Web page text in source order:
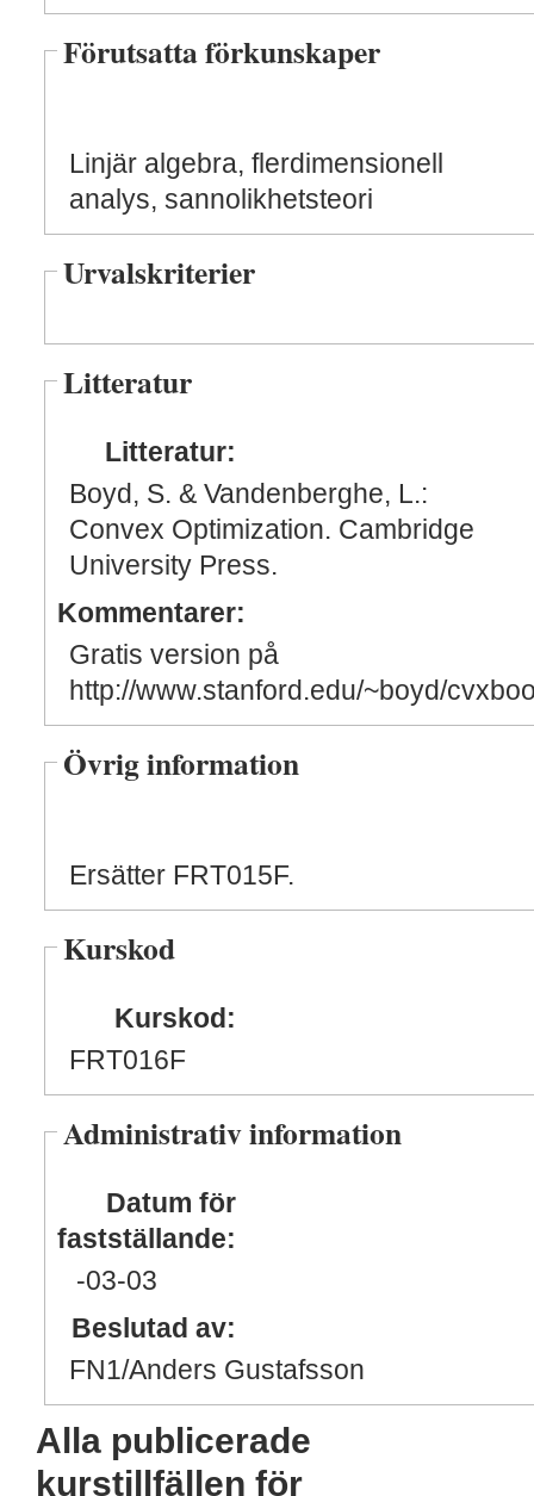
Förutsatta förkunskaper
Linjär algebra, flerdimensionell
analys, sannolikhetsteori
Urvalskriterier
Litteratur
Litteratur:
Boyd, S. & Vandenberghe, L.:
Convex Optimization. Cambridge
University Press.
Kommentarer:
Gratis version på
http://www.stanford.edu/~boyd/
Övrig information
Ersätter FRT015F.
Kurskod
Kurskod:
FRT016F
Administrativ information
Datum för
fastställande:
-03-03
Beslutad av:
FN1/Anders Gustafsson
Alla publicerade
kurstillfällen för